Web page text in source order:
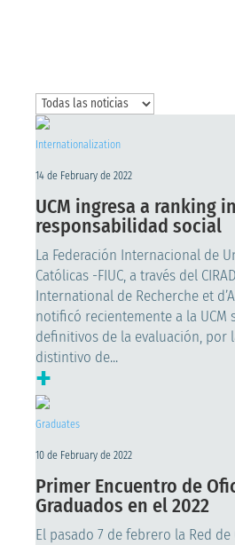
Internationalization
14 de February de 2022
UCM ingresa a ranking
responsabilidad social
La Federación Internacional de
Católicas -FIUC, a través del
International de Recherche et
notificó recientemente a la UCM
definitivos de la evaluación, por
distintivo de...
+
Graduates
10 de February de 2022
Primer Encuentro de
Graduados en el 2022
El pasado 7 de febrero la Red